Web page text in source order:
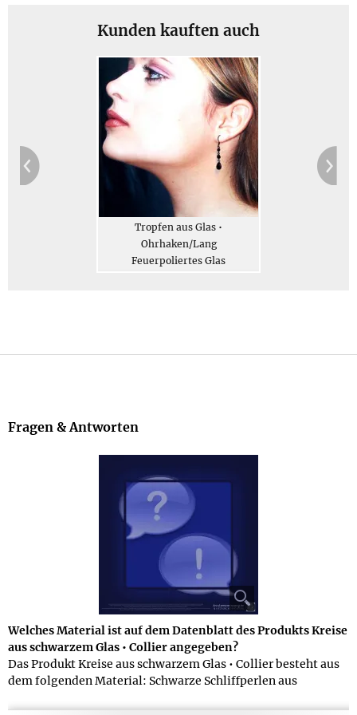
Geschenksets (gegen Aufpreis erhältlich) 95 g
Jetzt bestellen Beschreibung
Kunden kauften auch
Tropfen aus Glas •
Ohrhaken/Lang
Feuerpoliertes Glas
Fragen & Antworten
Welches Material ist auf dem Datenblatt des Produkts Kreise
aus schwarzem Glas • Collier angegeben?
Das Produkt Kreise aus schwarzem Glas • Collier besteht aus
dem folgenden Material: Schwarze Schliffperlen aus